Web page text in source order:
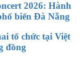
2026: Hành
biển Đà Nẵng
tổ chức tại Việt
đồng